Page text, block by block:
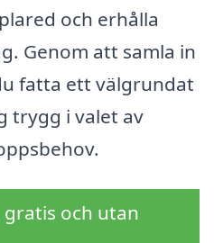
och erhålla
Genom att samla in
fatta ett välgrundat
trygg i valet av
gratis och utan